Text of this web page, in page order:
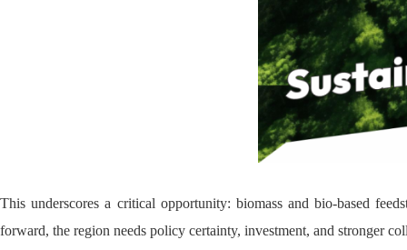
This underscores a critical opportunity: biomass and bio-based
forward, the region needs policy certainty, investment, and stronger